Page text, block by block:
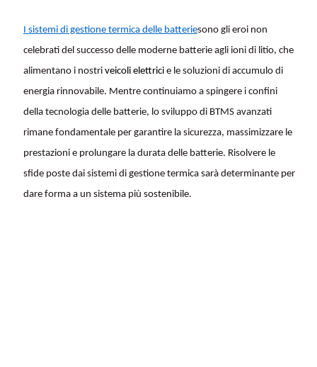
I sistemi di gestione termica delle batteriesono gli eroi non
celebrati del successo delle moderne batterie agli ioni di litio, che
alimentano i nostri veicoli elettrici e le soluzioni di accumulo di
energia rinnovabile. Mentre continuiamo a spingere i confini
della tecnologia delle batterie, lo sviluppo di BTMS avanzati
rimane fondamentale per garantire la sicurezza, massimizzare le
prestazioni e prolungare la durata delle batterie. Risolvere le
sfide poste dai sistemi di gestione termica sarà determinante per
dare forma a un sistema più sostenibile.